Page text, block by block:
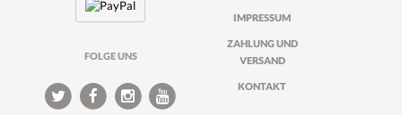
FOLGE UNS
IMPRESSUM
ZAHLUNG UND
VERSAND
KONTAKT